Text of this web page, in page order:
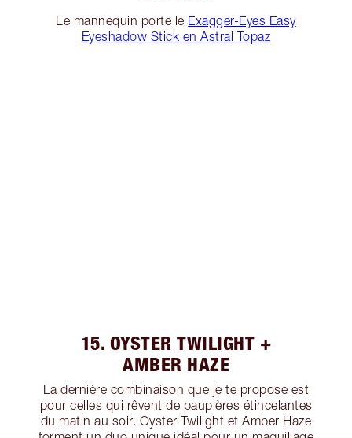
Le mannequin porte le Exagger-Eyes Easy
Eyeshadow Stick en Astral Topaz
15. OYSTER TWILIGHT +
AMBER HAZE
La dernière combinaison que je te propose est
pour celles qui rêvent de paupières étincelantes
du matin au soir. Oyster Twilight et Amber Haze